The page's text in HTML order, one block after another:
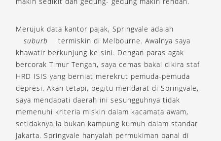
Merujuk data kantor pajak, Springvale adalah
suburb
termiskin di Melbourne. Awalnya saya
khawatir berkunjung ke sini. Dengan paras agak
bercorak Timur Tengah, saya cemas bakal dikira staf
HRD ISIS yang berniat merekrut pemuda-pemuda
depresi. Akan tetapi, begitu mendarat di Springvale,
saya mendapati daerah ini sesungguhnya tidak
memenuhi kriteria miskin dalam kacamata awam,
setidaknya ia bukan kampung kumuh dalam standar
Jakarta. Springvale hanyalah permukiman banal di